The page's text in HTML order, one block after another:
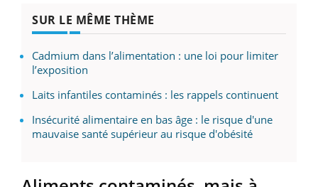
SUR LE MÊME THÈME
Cadmium dans l’alimentation : une loi pour limiter
l’exposition
Laits infantiles contaminés : les rappels continuent
Insécurité alimentaire en bas âge : le risque d'une
mauvaise santé supérieur au risque d'obésité